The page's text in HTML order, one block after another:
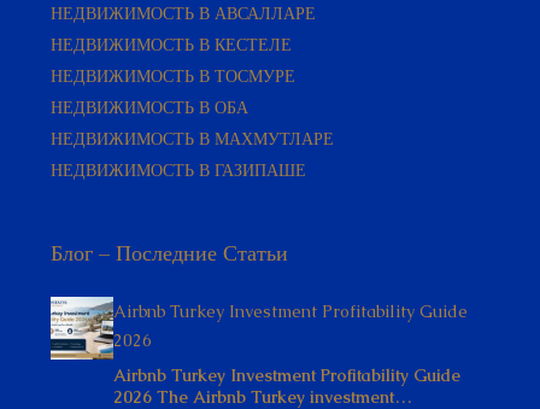
НЕДВИЖИМОСТЬ В АВСАЛЛАРЕ
НЕДВИЖИМОСТЬ В КЕСТЕЛЕ
НЕДВИЖИМОСТЬ В ТОСМУРЕ
НЕДВИЖИМОСТЬ В ОБА
НЕДВИЖИМОСТЬ В МАХМУТЛАРЕ
НЕДВИЖИМОСТЬ В ГАЗИПАШЕ
Блог – Последние Статьи
Airbnb Turkey Investment Profitability Guide
2026
Airbnb Turkey Investment Profitability Guide
2026 The Airbnb Turkey investment…